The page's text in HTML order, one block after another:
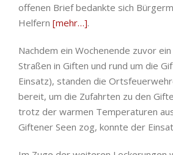
offenen Brief bedankte sich
Helfern [mehr…].
Nachdem ein Wochenende zuvor
Straßen in Giften und rund um die
Einsatz), standen die
bereit, um die Zufahrten zu den
trotz der warmen Temperaturen
Giftener Seen zog, konnte der